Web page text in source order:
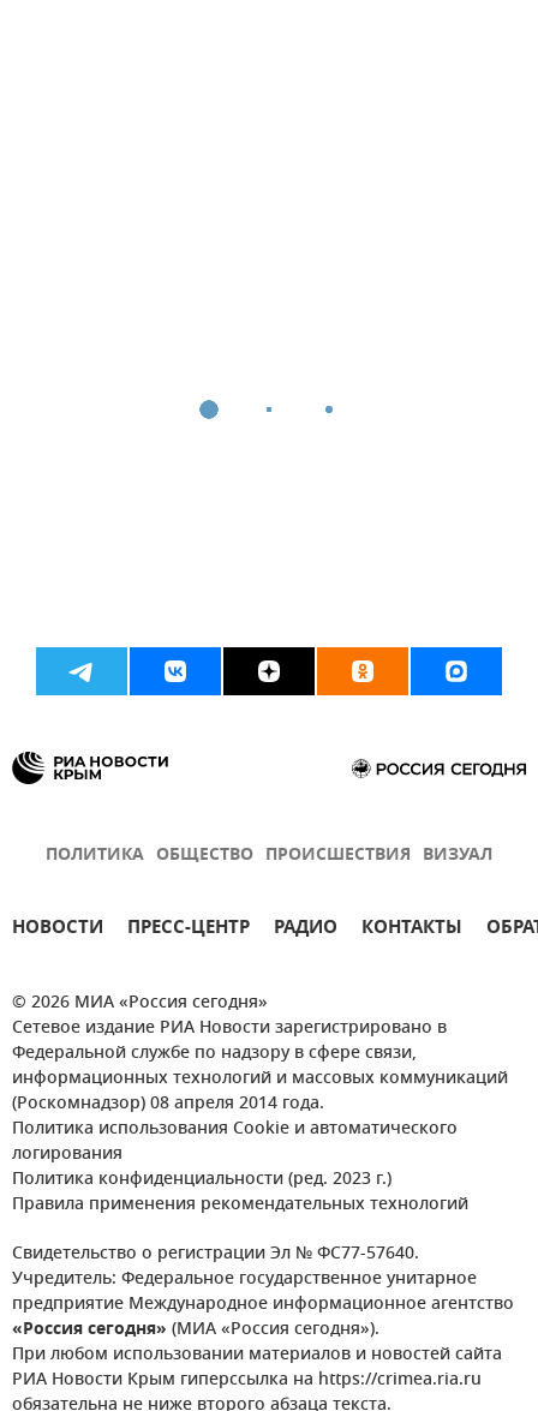
ПОЛИТИКА ОБЩЕСТВО ПРОИСШЕСТВИЯ ВИЗУАЛ
НОВОСТИ ПРЕСС-ЦЕНТР РАДИО КОНТАКТЫ
© 2026 МИА «Россия сегодня»
Сетевое издание РИА Новости зарегистрировано в
Федеральной службе по надзору в сфере связи,
информационных технологий и массовых коммуникаций
(Роскомнадзор) 08 апреля 2014 года.
Политика использования Cookie и автоматического
логирования
Политика конфиденциальности (ред. 2023 г.)
Правила применения рекомендательных технологий
Свидетельство о регистрации Эл № ФС77-57640.
Учредитель: Федеральное государственное унитарное
предприятие Международное информационное агентство
«Россия сегодня» (МИА «Россия сегодня»).
При любом использовании материалов и новостей сайта
РИА Новости Крым гиперссылка на https://crimea.ria.ru
обязательна не ниже второго абзаца текста.